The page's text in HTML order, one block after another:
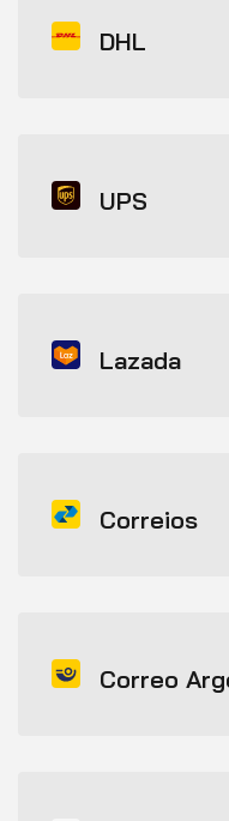
DHL
UPS
Lazada
Correios
Correo